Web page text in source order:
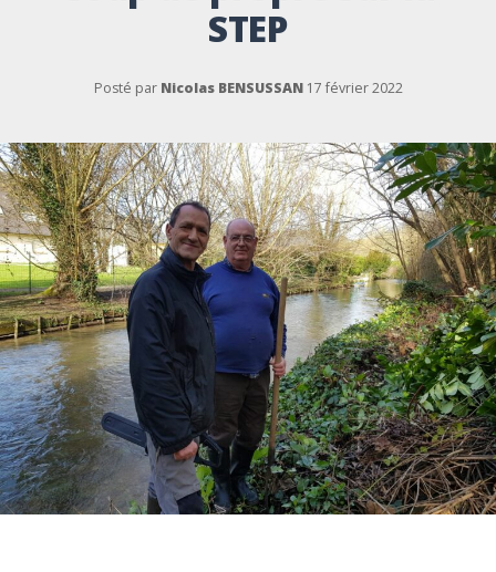
STEP
Posté par Nicolas BENSUSSAN 17 février 2022